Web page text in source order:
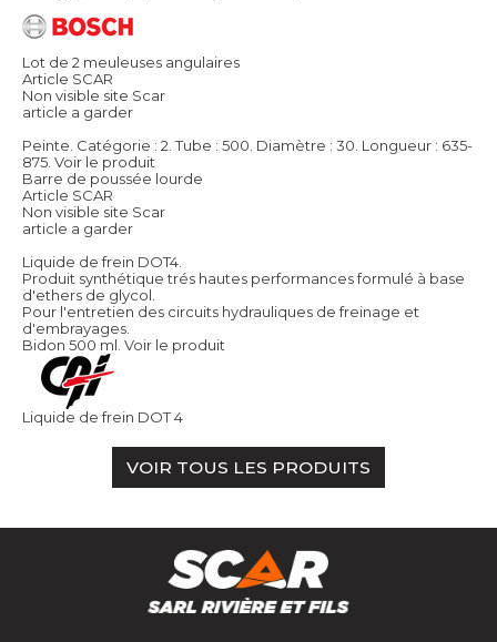
Lot de 2 meuleuses angulaires
Article SCAR
Non visible site Scar
article a garder
Peinte. Catégorie : 2. Tube : 500. Diamètre : 30. Longueur : 635-
875. Voir le produit
Barre de poussée lourde
Article SCAR
Non visible site Scar
article a garder
Liquide de frein DOT4.
Produit synthétique trés hautes performances formulé à base
d'ethers de glycol.
Pour l'entretien des circuits hydrauliques de freinage et
d'embrayages.
Bidon 500 ml. Voir le produit
Liquide de frein DOT 4
VOIR TOUS LES PRODUITS